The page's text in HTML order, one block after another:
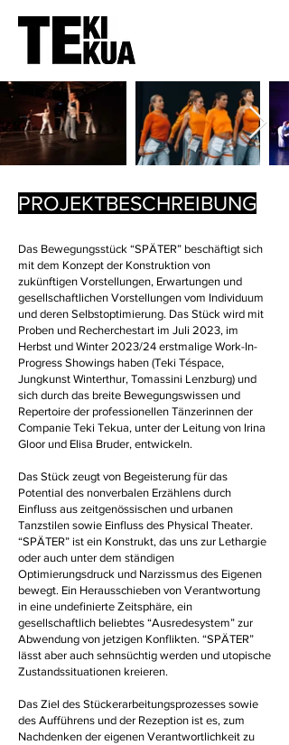
PROJEKTBESCHREIBUNG
Das Bewegungsstück “SPÄTER” beschäftigt sich
mit dem Konzept der Konstruktion von
zukünftigen Vorstellungen, Erwartungen und
gesellschaftlichen Vorstellungen vom Individuum
und deren Selbstoptimierung. Das Stück wird mit
Proben und Recherchestart im Juli 2023, im
Herbst und Winter 2023/24 erstmalige Work-In-
Progress Showings haben (Teki Téspace,
Jungkunst Winterthur, Tomassini Lenzburg) und
sich durch das breite Bewegungswissen und
Repertoire der professionellen Tänzerinnen der
Companie Teki Tekua, unter der Leitung von Irina
Gloor und Elisa Bruder, entwickeln.
Das Stück zeugt von Begeisterung für das
Potential des nonverbalen Erzählens durch
Einfluss aus zeitgenössischen und urbanen
Tanzstilen sowie Einfluss des Physical Theater.
“SPÄTER” ist ein Konstrukt, das uns zur Lethargie
oder auch unter dem ständigen
Optimierungsdruck und Narzissmus des Eigenen
bewegt. Ein Herausschieben von Verantwortung
in eine undefinierte Zeitsphäre, ein
gesellschaftlich beliebtes “Ausredesystem” zur
Abwendung von jetzigen Konflikten. “SPÄTER”
lässt aber auch sehnsüchtig werden und utopische
Zustandssituationen kreieren.
Das Ziel des Stückerarbeitungsprozesses sowie
des Aufführens und der Rezeption ist es, zum
Nachdenken der eigenen Verantwortlichkeit zu